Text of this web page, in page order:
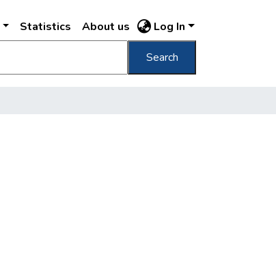
Statistics About us Log In
Search